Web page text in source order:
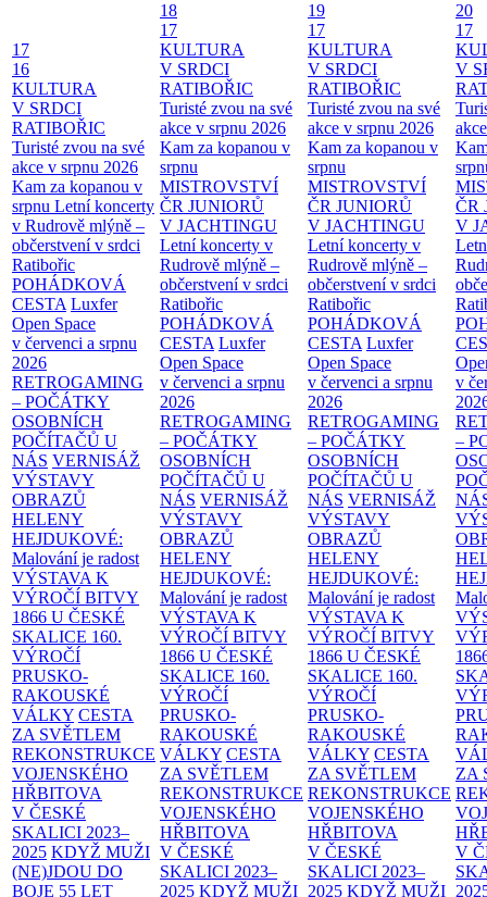
17
16
KULTURA
V SRDCI
RATIBOŘIC
Turisté zvou na své
akce v srpnu 2026
Kam za kopanou v
srpnu Letní koncerty
v Rudrově mlýně –
občerstvení v srdci
Ratibořic
POHÁDKOVÁ
CESTA Luxfer
Open Space
v červenci a srpnu
2026
RETROGAMING
– POČÁTKY
OSOBNÍCH
POČÍTAČŮ U
NÁS VERNISÁŽ
VÝSTAVY
OBRAZŮ
HELENY
HEJDUKOVÉ:
Malování je radost
VÝSTAVA K
VÝROČÍ BITVY
1866 U ČESKÉ
SKALICE 160.
VÝROČÍ
PRUSKO-
RAKOUSKÉ
VÁLKY CESTA
ZA SVĚTLEM
REKONSTRUKCE
VOJENSKÉHO
HŘBITOVA
V ČESKÉ
SKALICI 2023–
2025 KDYŽ MUŽI
(NE)JDOU DO
BOJE 55 LET
18
17
KULTURA
V SRDCI
RATIBOŘIC
Turisté zvou na své
akce v srpnu 2026
Kam za kopanou v
srpnu
MISTROVSTVÍ
ČR JUNIORŮ
V JACHTINGU
Letní koncerty v
Rudrově mlýně –
občerstvení v srdci
Ratibořic
POHÁDKOVÁ
CESTA Luxfer
Open Space
v červenci a srpnu
2026
RETROGAMING
– POČÁTKY
OSOBNÍCH
POČÍTAČŮ U
NÁS VERNISÁŽ
VÝSTAVY
OBRAZŮ
HELENY
HEJDUKOVÉ:
Malování je radost
VÝSTAVA K
VÝROČÍ BITVY
1866 U ČESKÉ
SKALICE 160.
VÝROČÍ
PRUSKO-
RAKOUSKÉ
VÁLKY CESTA
ZA SVĚTLEM
REKONSTRUKCE
VOJENSKÉHO
HŘBITOVA
V ČESKÉ
SKALICI 2023–
2025 KDYŽ MUŽI
19
17
KULTURA
V SRDCI
RATIBOŘIC
Turisté zvou na své
akce v srpnu 2026
Kam za kopanou v
srpnu
MISTROVSTVÍ
ČR JUNIORŮ
V JACHTINGU
Letní koncerty v
Rudrově mlýně –
občerstvení v srdci
Ratibořic
POHÁDKOVÁ
CESTA Luxfer
Open Space
v červenci a srpnu
2026
RETROGAMING
– POČÁTKY
OSOBNÍCH
POČÍTAČŮ U
NÁS VERNISÁŽ
VÝSTAVY
OBRAZŮ
HELENY
HEJDUKOVÉ:
Malování je radost
VÝSTAVA K
VÝROČÍ BITVY
1866 U ČESKÉ
SKALICE 160.
VÝROČÍ
PRUSKO-
RAKOUSKÉ
VÁLKY CESTA
ZA SVĚTLEM
REKONSTRUKCE
VOJENSKÉHO
HŘBITOVA
V ČESKÉ
SKALICI 2023–
2025 KDYŽ MUŽI
20
17
V
ČR
V
v
–
ZA
V